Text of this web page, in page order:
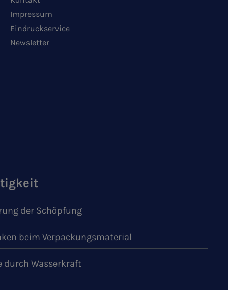
Impressum
Eindruckservice
Newsletter
der Schöpfung
beim Verpackungsmaterial
durch Wasserkraft